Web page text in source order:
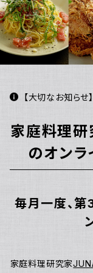
【大切なお知ら
家庭料理
のオンラ
毎月一度、第
家庭料理研究家